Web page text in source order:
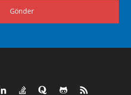
Gönder